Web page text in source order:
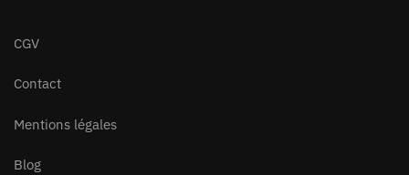
CGV
Contact
Mentions légales
Blog